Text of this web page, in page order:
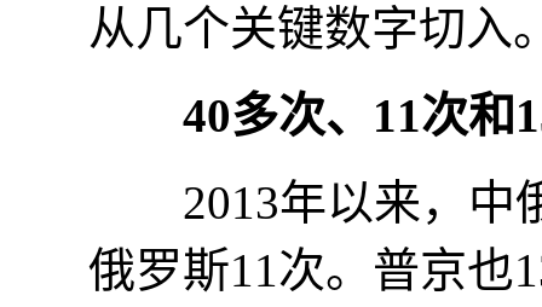
从几个关键数字切入
40多次、11次和
2013年以来，中俄
俄罗斯11次。普京也